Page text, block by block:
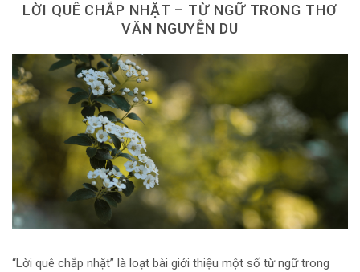
LỜI QUÊ CHẮP NHẶT – TỪ NGỮ TRONG THƠ
VĂN NGUYỄN DU
“Lời quê chắp nhặt” là loạt bài giới thiệu một số từ ngữ trong